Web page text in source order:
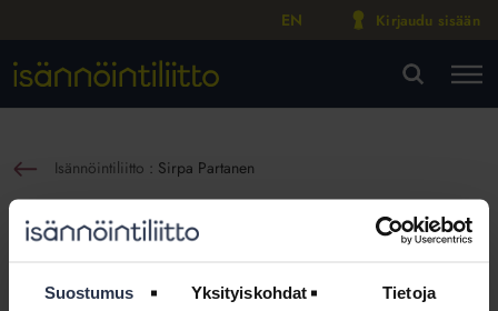
Suostumus Yksityiskohdat Tietoja
EN Kirjaudu sisään
Isännöintiliitto : Sirpa Partanen
Sirpa Partanen